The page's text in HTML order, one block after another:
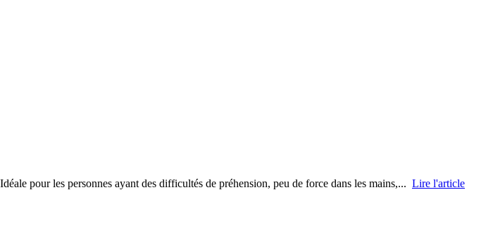
pour les personnes ayant des difficultés de préhension, peu de force dans les mains,... Lire l'article